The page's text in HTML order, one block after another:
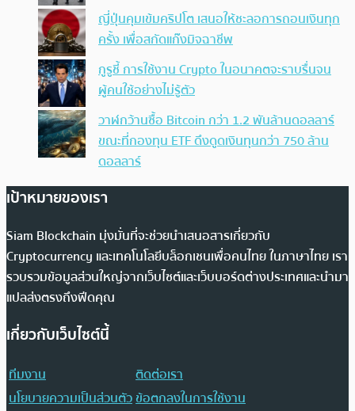
ญี่ปุ่นคุมเข้มคริปโต เสนอให้ชะลอการถอนเงินทุก
ครั้ง เพื่อสกัดแก๊งมิจฉาชีพ
กูรูชี้ การใช้งาน Crypto ในอนาคตจะราบรื่นจน
ผู้คนใช้อย่างไม่รู้ตัว
วาฬกว้านซื้อ Bitcoin กว่า 1.2 พันล้านดอลลาร์
ขณะที่กองทุน ETF ดึงดูดเงินทุนกว่า 750 ล้าน
ดอลลาร์
เป้าหมายของเรา
Siam Blockchain มุ่งมั่นที่จะช่วยนำเสนอสารเกี่ยวกับ
Cryptocurrency และเทคโนโลยีบล็อกเชนเพื่อคนไทย ในภาษาไทย เรา
รวบรวมข้อมูลส่วนใหญ่จากเว็บไซต์และเว็บบอร์ดต่างประเทศและนำมา
แปลส่งตรงถึงฟีดคุณ
เกี่ยวกับเว็บไซต์นี้
ทีมงาน
ติดต่อเรา
นโยบายความเป็นส่วนตัวข้อตกลงในการใช้งาน